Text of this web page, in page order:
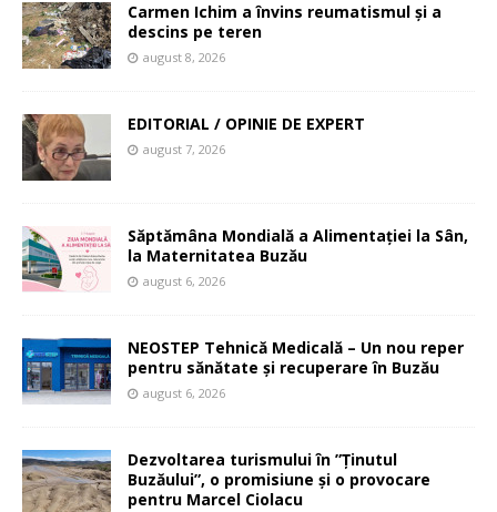
Carmen Ichim a învins reumatismul și a
descins pe teren
august 8, 2026
EDITORIAL / OPINIE DE EXPERT
august 7, 2026
Săptămâna Mondială a Alimentației la Sân,
la Maternitatea Buzău
august 6, 2026
NEOSTEP Tehnică Medicală – Un nou reper
pentru sănătate și recuperare în Buzău
august 6, 2026
Dezvoltarea turismului în ”Ținutul
Buzăului”, o promisiune și o provocare
pentru Marcel Ciolacu